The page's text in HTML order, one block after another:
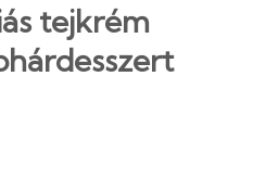
tejkrém